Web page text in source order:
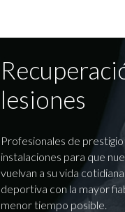
lesiones
Profesionales de
instalaciones para que
vuelvan a su vida
deportiva con la mayor
menor tiempo posible.